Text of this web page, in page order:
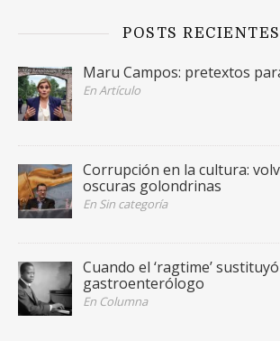
POSTS RECIENTES
Maru Campos: pretextos
En Artículo
Corrupción en la cultura:
oscuras golondrinas
En Sin categoría
Cuando el ‘ragtime’
gastroenterólogo
En Columna